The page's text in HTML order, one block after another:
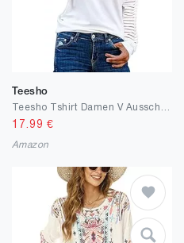
Teesho
17.99 €
Amazon